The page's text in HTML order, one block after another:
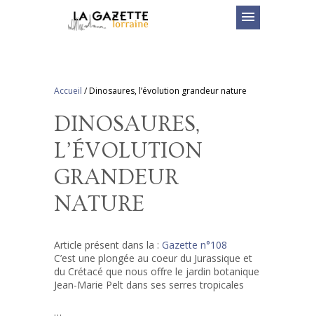
menu
Accueil /Dinosaures, l’évolution grandeur nature
DINOSAURES,
L’ÉVOLUTION
GRANDEUR
NATURE
Article présent dans la : Gazette n°108
C’est une plongée au coeur du Jurassique et
du Crétacé que nous offre le jardin botanique
Jean-Marie Pelt dans ses serres tropicales
…